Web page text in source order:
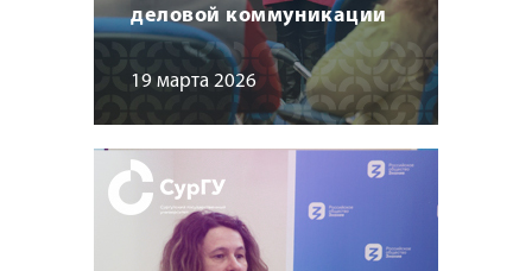
деловой коммуникации
19 марта 2026